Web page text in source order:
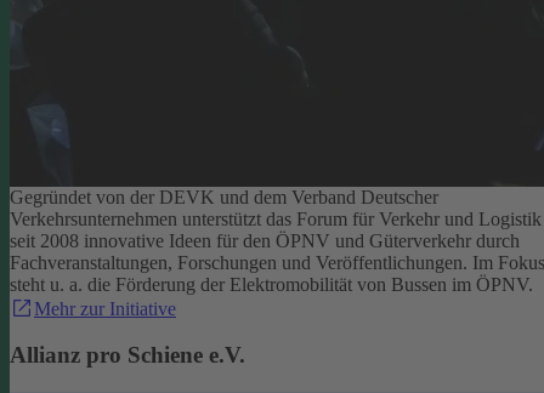
Gegründet von der DEVK und dem Verband Deutscher
Verkehrsunternehmen unterstützt das Forum für Verkehr und Logistik
seit 2008 innovative Ideen für den ÖPNV und Güterverkehr durch
Fachveranstaltungen, Forschungen und Veröffentlichungen. Im Fokus
steht u. a. die Förderung der Elektromobilität von Bussen im ÖPNV.
Mehr zur Initiative
Allianz pro Schiene e.V.